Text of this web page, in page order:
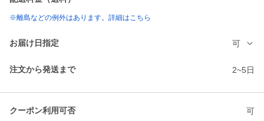
※離島などの例外はあります。詳細はこちら
お届け日指定 可
注文から発送まで 2~5日
クーポン利用可否 可